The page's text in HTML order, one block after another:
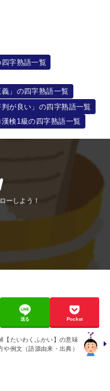
四字熟語一覧
義」の四字熟語一覧
判が良い」の四字熟語一覧
漢検1級の四字熟語一覧
送る Pocket
【たいわくふかい】の意味
や例文（語源由来・出典）